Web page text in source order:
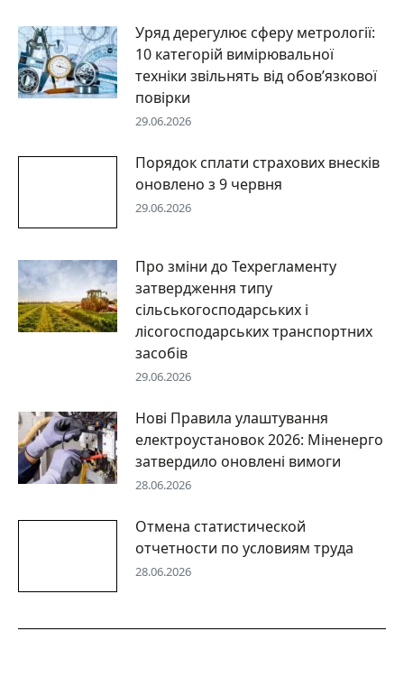
Уряд дерегулює сферу метрології:
10 категорій вимірювальної
техніки звільнять від обов’язкової
повірки
29.06.2026
Порядок сплати страхових внесків
оновлено з 9 червня
29.06.2026
Про зміни до Техрегламенту
затвердження типу
сільськогосподарських і
лісогосподарських транспортних
засобів
29.06.2026
Нові Правила улаштування
електроустановок 2026: Міненерго
затвердило оновлені вимоги
28.06.2026
Отмена статистической
отчетности по условиям труда
28.06.2026